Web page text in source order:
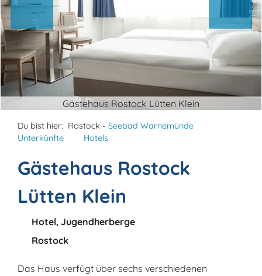
Gästehaus Rostock Lütten Klein
Du bist hier: Rostock - Seebad Warnemünde
Unterkünfte
Hotels
Gästehaus Rostock
Lütten Klein
Hotel, Jugendherberge
Rostock
Das Haus verfügt über sechs verschiedenen